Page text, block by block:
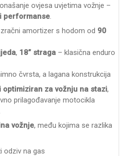
ovjesa uvjetima vožnje –
performanse
amortizer s hodom od 90
, 18” straga – klasična enduro
čvrsta, a lagana konstrukcija
optimiziran za vožnju na stazi,
prilagođavanje motocikla
vožnje, među kojima se razlika
odziv na gas